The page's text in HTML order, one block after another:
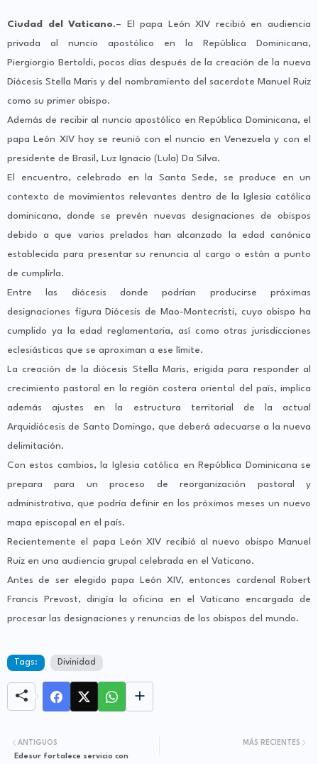
Ciudad del Vaticano.– El papa León XIV recibió en audiencia
privada al nuncio apostólico en la República Dominicana,
Piergiorgio Bertoldi, pocos días después de la creación de la nueva
Diócesis Stella Maris y del nombramiento del sacerdote Manuel Ruiz
como su primer obispo.
Además de recibir al nuncio apostólico en República Dominicana, el
papa León XIV hoy se reunió con el nuncio en Venezuela y con el
presidente de Brasil, Luz Ignacio (Lula) Da Silva.
El encuentro, celebrado en la Santa Sede, se produce en un
contexto de movimientos relevantes dentro de la Iglesia católica
dominicana, donde se prevén nuevas designaciones de obispos
debido a que varios prelados han alcanzado la edad canónica
establecida para presentar su renuncia al cargo o están a punto
de cumplirla.
Entre las diócesis donde podrían producirse próximas
designaciones figura Diócesis de Mao-Montecristi, cuyo obispo ha
cumplido ya la edad reglamentaria, así como otras jurisdicciones
eclesiásticas que se aproximan a ese límite.
La creación de la diócesis Stella Maris, erigida para responder al
crecimiento pastoral en la región costera oriental del país, implica
además ajustes en la estructura territorial de la actual
Arquidiócesis de Santo Domingo, que deberá adecuarse a la nueva
delimitación.
Con estos cambios, la Iglesia católica en República Dominicana se
prepara para un proceso de reorganización pastoral y
administrativa, que podría definir en los próximos meses un nuevo
mapa episcopal en el país.
Recientemente el papa León XIV recibió al nuevo obispo Manuel
Ruiz en una audiencia grupal celebrada en el Vaticano.
Antes de ser elegido papa León XIV, entonces cardenal Robert
Francis Prevost, dirigía la oficina en el Vaticano encargada de
procesar las designaciones y renuncias de los obispos del mundo.
Tags: Divinidad
MÁS RECIENTES
ANTIGUOS
Edesur fortalece servicio con